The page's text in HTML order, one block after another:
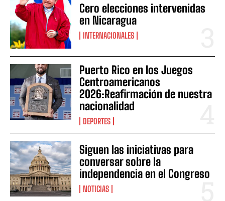
Cero elecciones intervenidas
en Nicaragua
INTERNACIONALES
Puerto Rico en los Juegos
Centroamericanos
2026:Reafirmación de nuestra
nacionalidad
DEPORTES
Siguen las iniciativas para
conversar sobre la
independencia en el Congreso
NOTICIAS